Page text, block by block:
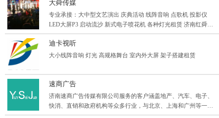
对公司更加的满意和信赖。
大舜传媒
专业承接：大中型文艺演出 庆典活动 线阵音响 点歌机 投影仪
LED大屏P3 启动流沙 新式电子喷花机 各种灯光租赁 济南红舜庆
典传媒有限公司 期待与您合作 窦经理
迪卡视听
大小线阵音响 灯光 高规格舞台 室内外大屏 架子搭建租赁
速商广告
济南速商广告传媒有限公司服务的客户涵盖地产、汽车、电子、
快消、直销和政府机构等众多行业，与北京、上海和广州等一线
城市地区的数十家公关公司建立有战略合作关系。公司深耕华北